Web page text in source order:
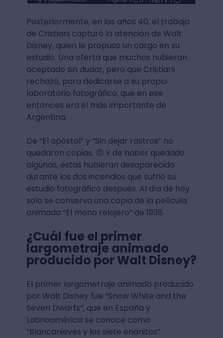
Posteriormente, en los años 40, el trabajo
de Cristiani capturó la atención de Walt
Disney, quien le propuso un cargo en su
estudio. Una oferta que muchos hubieran
aceptado sin dudar, pero que Cristiani
rechazó, para dedicarse a su propio
laboratorio fotográfico, que en ese
entonces era el más importante de
Argentina.
De “El apóstol” y “Sin dejar rastros” no
quedaron copias. 😣 Y de haber quedado
algunas, estas hubieran desaparecido
durante los dos incendios que sufrió su
estudio fotográfico después. Al día de hoy
solo se conserva una copia de la película
animada “El mono relojero” de 1938.
¿Cuál fue el primer
largometraje animado
producido por Walt Disney?
El primer largometraje animado producido
por Walt Disney fue “Snow White and the
Seven Dwarfs”, que en España y
Latinoamérica se conoce como
“Blancanieves y los siete enanitos”